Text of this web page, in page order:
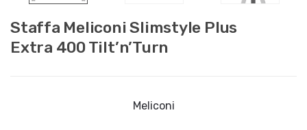
Staffa Meliconi Slimstyle Plus
Extra 400 Tilt’n’Turn
Meliconi